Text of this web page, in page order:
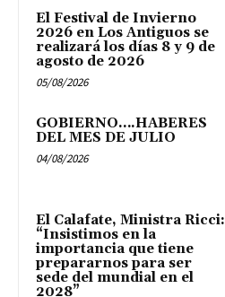
El Festival de Invierno
2026 en Los Antiguos se
realizará los días 8 y 9 de
agosto de 2026
05/08/2026
GOBIERNO….HABERES
DEL MES DE JULIO
04/08/2026
El Calafate, Ministra Ricci:
“Insistimos en la
importancia que tiene
prepararnos para ser
sede del mundial en el
2028”